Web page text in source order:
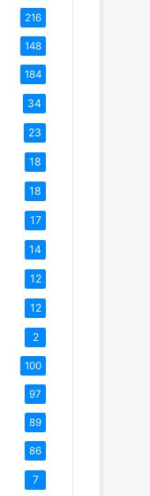
216
148
184
34
23
18
18
17
14
12
12
2
100
97
89
86
7